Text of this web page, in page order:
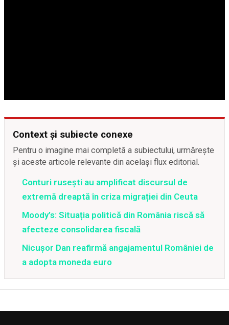
Context și subiecte conexe
Pentru o imagine mai completă a subiectului, urmărește
și aceste articole relevante din același flux editorial.
Conturi rusești au amplificat discursul de
extremă dreaptă în criza migrației din Ceuta
Moody’s: Situația politică din România riscă să
afecteze consolidarea fiscală
Nicușor Dan reafirmă angajamentul României de
a adopta moneda euro